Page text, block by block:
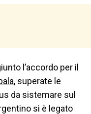
l’accordo per il
, superate le
da sistemare sul
si è legato